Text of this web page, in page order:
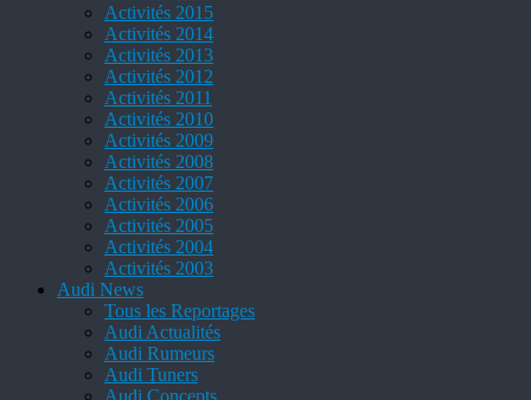
Activités 2015
Activités 2014
Activités 2013
Activités 2012
Activités 2011
Activités 2010
Activités 2009
Activités 2008
Activités 2007
Activités 2006
Activités 2005
Activités 2004
Activités 2003
Audi News
Tous les Reportages
Audi Actualités
Audi Rumeurs
Audi Tuners